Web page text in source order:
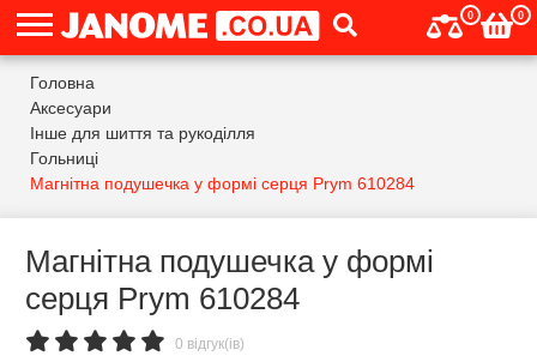
0 0
Головна
Аксесуари
Інше для шиття та рукоділля
Гольниці
Магнітна подушечка у формі серця Prym 610284
Магнітна подушечка у формі
серця Prym 610284
0 відгук(ів)